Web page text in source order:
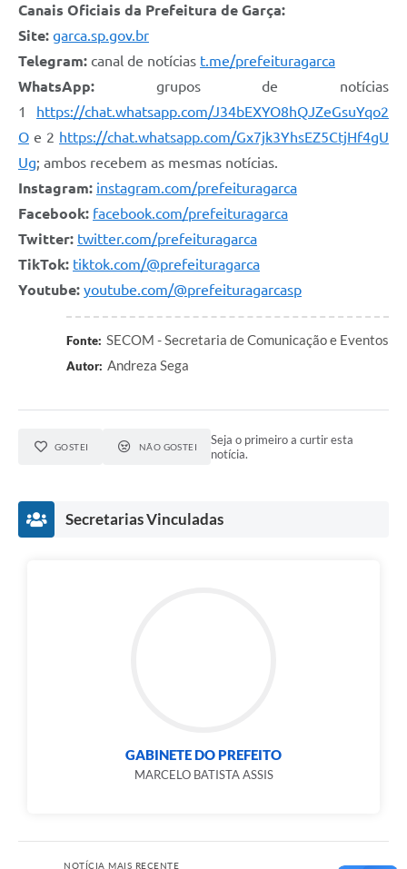
Canais Oficiais da Prefeitura de Garça:
Site: garca.sp.gov.br
Telegram: canal de notícias t.me/prefeituragarca
WhatsApp: grupos de notícias
1 https://chat.whatsapp.com/J34bEXYO8hQJZeGsuYqo2
O e 2 https://chat.whatsapp.com/Gx7jk3YhsEZ5CtjHf4gU
Ug; ambos recebem as mesmas notícias.
Instagram: instagram.com/prefeituragarca
Facebook: facebook.com/prefeituragarca
Twitter: twitter.com/prefeituragarca
TikTok: tiktok.com/@prefeituragarca
Youtube: youtube.com/@prefeituragarcasp
Fonte: SECOM - Secretaria de Comunicação e Eventos
Autor: Andreza Sega
GOSTEI NÃO GOSTEI
Seja o primeiro a curtir esta
notícia.
Secretarias Vinculadas
GABINETE DO PREFEITO
MARCELO BATISTA ASSIS
NOTÍCIA MAIS RECENTE